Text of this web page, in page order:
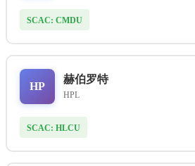
SCAC: CMDU
HP
赫伯罗特
HPL
SCAC: HLCU